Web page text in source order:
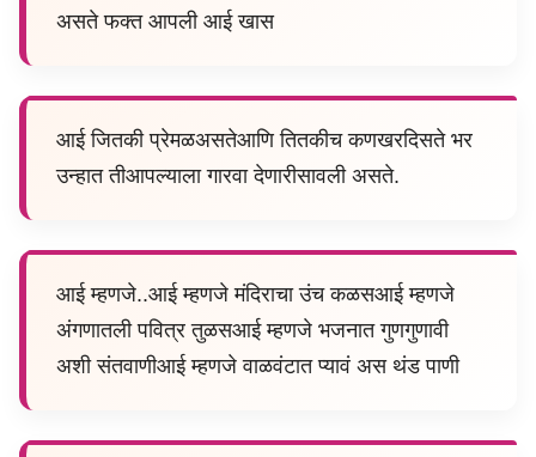
असते फक्त आपली आई खास
आई जितकी प्रेमळअसतेआणि तितकीच कणखरदिसते भर
उन्हात तीआपल्याला गारवा देणारीसावली असते.
आई म्हणजे..आई म्हणजे मंदिराचा उंच कळसआई म्हणजे
अंगणातली पवित्र तुळसआई म्हणजे भजनात गुणगुणावी
अशी संतवाणीआई म्हणजे वाळवंटात प्यावं अस थंड पाणी